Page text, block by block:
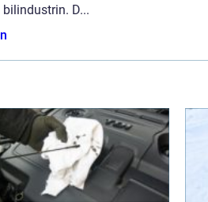
D...